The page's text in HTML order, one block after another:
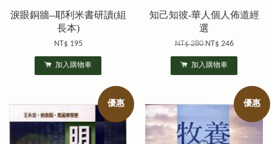
淚眼銅牆--耶利米書研讀(組
長本)
NT$ 195
加入購物車
知己知彼-華人個人佈道經
選
NT$ 280NT$ 246
加入購物車
優惠 優惠